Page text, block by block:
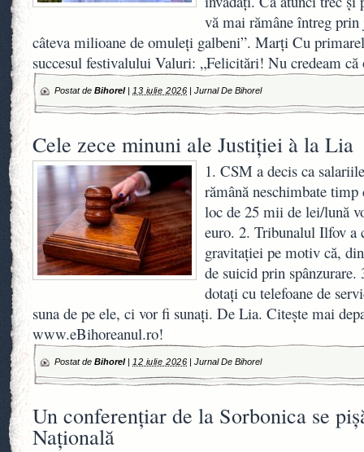
vă mai rămâne întreg prin
câteva milioane de omuleți galbeni”. Marți Cu
succesul festivalului Valuri: „Felicitări! Nu credeam
Postat de Bihorel| 13 iulie 2026 |Jurnal De Bihorel
Cele zece minuni ale Justiției à la Lia
1. CSM a decis ca
rămână neschimbate
loc de 25 mii de lei/lună
euro. 2. Tribunalul Ilfov a
gravitației pe motiv că,
de suicid prin
dotați cu telefoane de
suna de pe ele, ci vor fi sunați. De Lia. Citește mai
www.eBihoreanul.ro!
Postat de Bihorel| 12 iulie 2026 |Jurnal De Bihorel
Un conferențiar de la Sorbonica se
Națională